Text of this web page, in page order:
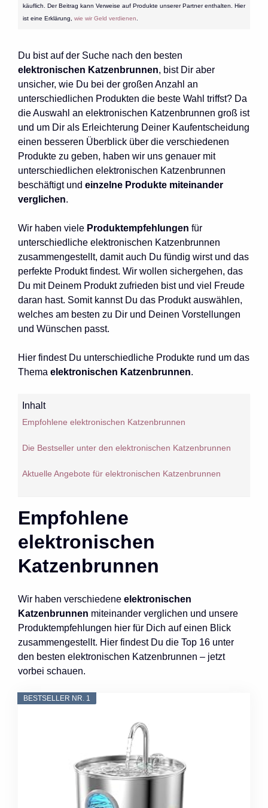
käuflich. Der Beitrag kann Verweise auf Produkte unserer Partner enthalten. Hier
ist eine Erklärung, wie wir Geld verdienen
Du bist auf der Suche nach den besten
elektronischen Katzenbrunnen, bist Dir aber
unsicher, wie Du bei der großen Anzahl an
unterschiedlichen Produkten die beste Wahl triffst? Da
die Auswahl an elektronischen Katzenbrunnen groß ist
und um Dir als Erleichterung Deiner Kaufentscheidung
einen besseren Überblick über die verschiedenen
Produkte zu geben, haben wir uns genauer mit
unterschiedlichen elektronischen Katzenbrunnen
beschäftigt und einzelne Produkte miteinander
verglichen.
Wir haben viele Produktempfehlungen für
unterschiedliche elektronischen Katzenbrunnen
zusammengestellt, damit auch Du fündig wirst und das
perfekte Produkt findest. Wir wollen sichergehen, das
Du mit Deinem Produkt zufrieden bist und viel Freude
daran hast. Somit kannst Du das Produkt auswählen,
welches am besten zu Dir und Deinen Vorstellungen
und Wünschen passt.
Hier findest Du unterschiedliche Produkte rund um das
Thema elektronischen Katzenbrunnen.
Inhalt
Empfohlene elektronischen Katzenbrunnen
Die Bestseller unter den elektronischen Katzenbrunnen
Aktuelle Angebote für elektronischen Katzenbrunnen
Empfohlene
elektronischen
Katzenbrunnen
Wir haben verschiedene elektronischen
Katzenbrunnen miteinander verglichen und unsere
Produktempfehlungen hier für Dich auf einen Blick
zusammengestellt. Hier findest Du die Top 16 unter
den besten elektronischen Katzenbrunnen – jetzt
vorbei schauen.
BESTSELLER NR. 1